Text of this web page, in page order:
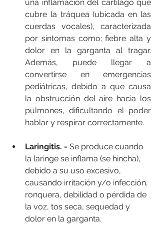
una inflamación del cartílago que
cubre la tráquea (ubicada en las
cuerdas vocales), caracterizada
por síntomas como: fiebre alta y
dolor en la garganta al tragar.
Además, puede llegar a
convertirse en emergencias
pediátricas, debido a que causa
la obstrucción del aire hacia los
pulmones, dificultando el poder
hablar y respirar correctamente.
Laringitis. - Se produce cuando
la laringe se inflama (se hincha),
debido a su uso excesivo,
causando irritación y/o infección,
ronquera, debilidad o pérdida de
la voz, tos seca, sequedad y
dolor en la garganta.